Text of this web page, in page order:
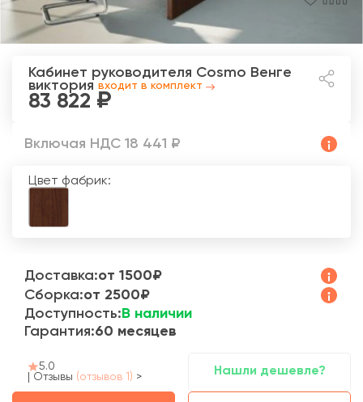
Кабинет руководителя Cosmo Венге
виктория входит в комплект
83 822
Включая НДС 18 441 ₽
Цвет фабрик:
Доставка:от 1500₽
Сборка:от 2500₽
Доступность: В наличии
Гарантия:60 месяцев
5.0
Отзывы (отзывов 1) > Нашли дешевле?